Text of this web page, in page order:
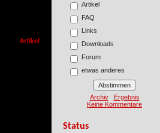
Artikel
Artikel
FAQ
Links
Downloads
Forum
etwas anderes
Archiv
Ergebnis
Keine Kommentare
Status